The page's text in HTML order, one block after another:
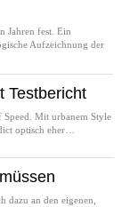
Jahren fest. Ein
Aufzeichnung der
Testbericht
Speed. Mit urbanem Style
optisch eher…
dazu an den eigenen,